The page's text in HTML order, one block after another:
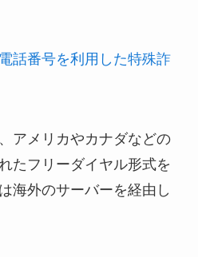
話番号を利用した特殊詐
アメリカやカナダなどの
たフリーダイヤル形式を
海外のサーバーを経由し